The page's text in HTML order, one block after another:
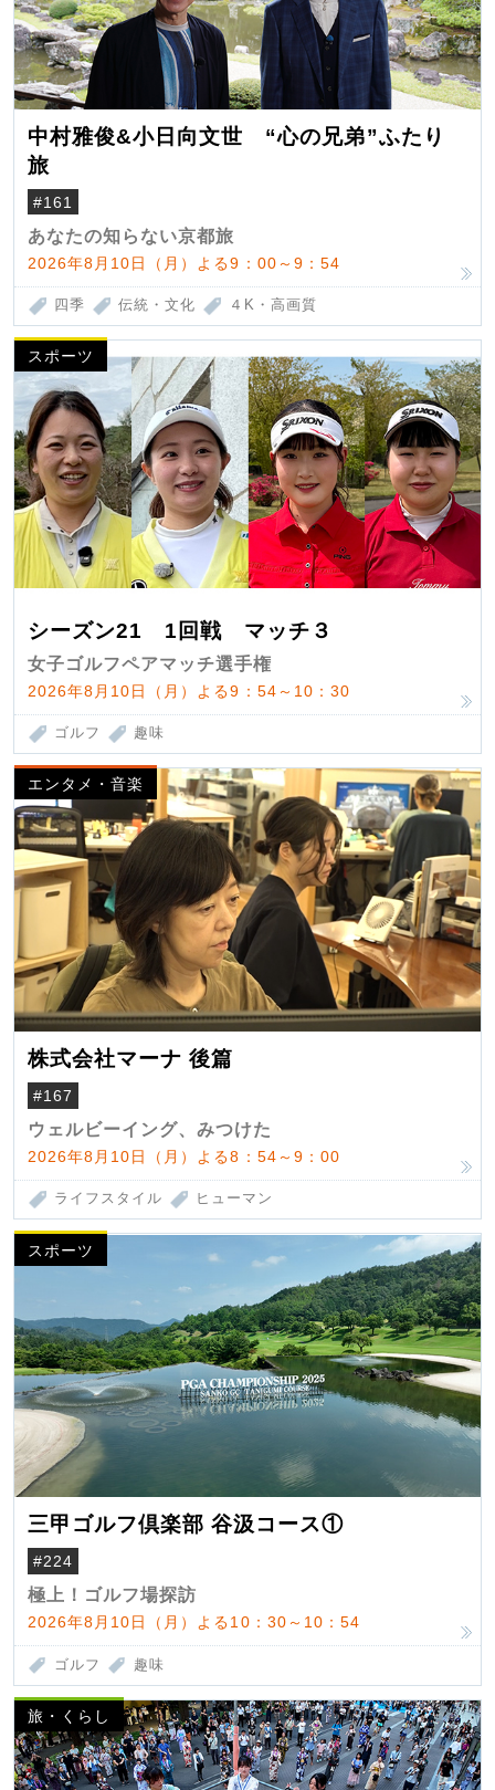
中村雅俊&小日向文世 “心の兄弟”ふたり
旅
#161
あなたの知らない京都旅
2026年8月10日（月）よる9：00～9：54
四季 伝統・文化 ４K・高画質
スポーツ
シーズン21 1回戦 マッチ３
女子ゴルフペアマッチ選手権
2026年8月10日（月）よる9：54～10：30
ゴルフ 趣味
エンタメ・音楽
株式会社マーナ 後篇
#167
ウェルビーイング、みつけた
2026年8月10日（月）よる8：54～9：00
ライフスタイル ヒューマン
スポーツ
三甲ゴルフ倶楽部 谷汲コース①
#224
極上！ゴルフ場探訪
2026年8月10日（月）よる10：30～10：54
ゴルフ 趣味
旅・くらし